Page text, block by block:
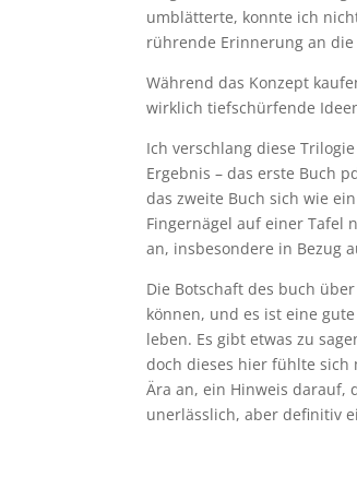
umblätterte, konnte ich
rührende Erinnerung an
Während das Konzept
wirklich tiefschürfende
Ich verschlang diese
Ergebnis – das erste Buch
das zweite Buch sich wie
Fingernägel auf einer Tafel
an, insbesondere in Bezug
Die Botschaft des buch
können, und es ist eine
leben. Es gibt etwas zu
doch dieses hier fühlte sich
Ära an, ein Hinweis darauf,
unerlässlich, aber definitiv